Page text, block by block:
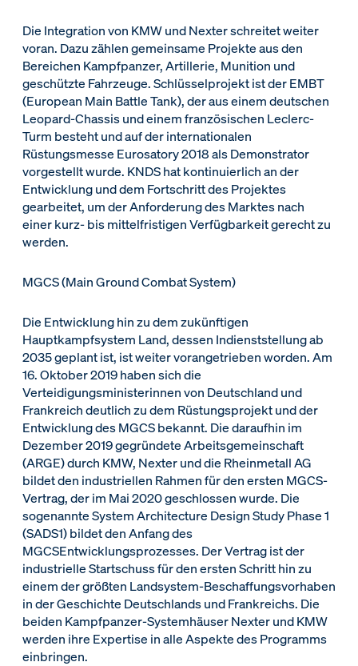
Die Integration von KMW und Nexter schreitet weiter
voran. Dazu zählen gemeinsame Projekte aus den
Bereichen Kampfpanzer, Artillerie, Munition und
geschützte Fahrzeuge. Schlüsselprojekt ist der EMBT
(European Main Battle Tank), der aus einem deutschen
Leopard-Chassis und einem französischen Leclerc-
Turm besteht und auf der internationalen
Rüstungsmesse Eurosatory 2018 als Demonstrator
vorgestellt wurde. KNDS hat kontinuierlich an der
Entwicklung und dem Fortschritt des Projektes
gearbeitet, um der Anforderung des Marktes nach
einer kurz- bis mittelfristigen Verfügbarkeit gerecht zu
werden.
MGCS (Main Ground Combat System)
Die Entwicklung hin zu dem zukünftigen
Hauptkampfsystem Land, dessen Indienststellung ab
2035 geplant ist, ist weiter vorangetrieben worden. Am
16. Oktober 2019 haben sich die
Verteidigungsministerinnen von Deutschland und
Frankreich deutlich zu dem Rüstungsprojekt und der
Entwicklung des MGCS bekannt. Die daraufhin im
Dezember 2019 gegründete Arbeitsgemeinschaft
(ARGE) durch KMW, Nexter und die Rheinmetall AG
bildet den industriellen Rahmen für den ersten MGCS-
Vertrag, der im Mai 2020 geschlossen wurde. Die
sogenannte System Architecture Design Study Phase 1
(SADS1) bildet den Anfang des
MGCSEntwicklungsprozesses. Der Vertrag ist der
industrielle Startschuss für den ersten Schritt hin zu
einem der größten Landsystem-Beschaffungsvorhaben
in der Geschichte Deutschlands und Frankreichs. Die
beiden Kampfpanzer-Systemhäuser Nexter und KMW
werden ihre Expertise in alle Aspekte des Programms
einbringen.